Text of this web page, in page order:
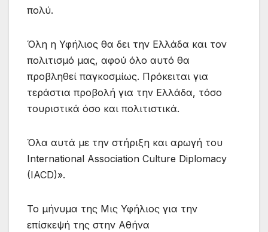
πολύ.
Όλη η Υφήλιος θα δει την Ελλάδα και τον
πολιτισμό μας, αφού όλο αυτό θα
προβληθεί παγκοσμίως. Πρόκειται για
τεράστια προβολή για την Ελλάδα, τόσο
τουριστικά όσο και πολιτιστικά.
Όλα αυτά με την στήριξη και αρωγή του
International Association Culture Diplomacy
(IACD)».
Το μήνυμα της Μις Υφήλιος για την
επίσκεψή της στην Αθήνα